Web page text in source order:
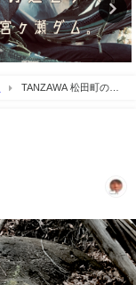
TANZAWA 松田町の人